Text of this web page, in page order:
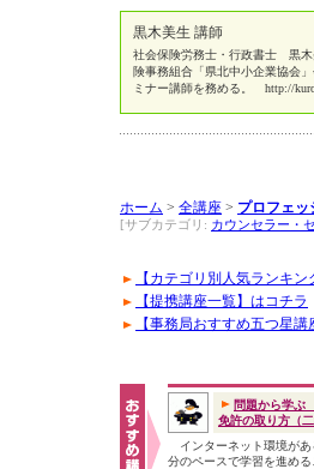
黒木美生 講師
社会保険労務士・行政書士 黒木
険事務組合「県北中小企業協会
ミナー講師を務める。 http://
ホーム > 全講座 > プロフェ
[サブカテゴリ: カウンセラー・
【カテゴリ別人気ランキン
【提携講座一覧】はコチラ
【事務局おすすめ五つ星講
問題から学ぶ
免許の取り方（
インターネット環境があ
分のペースで学習を進め